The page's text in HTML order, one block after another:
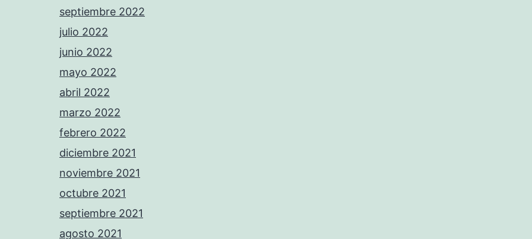
septiembre 2022
julio 2022
junio 2022
mayo 2022
abril 2022
marzo 2022
febrero 2022
diciembre 2021
noviembre 2021
octubre 2021
septiembre 2021
agosto 2021